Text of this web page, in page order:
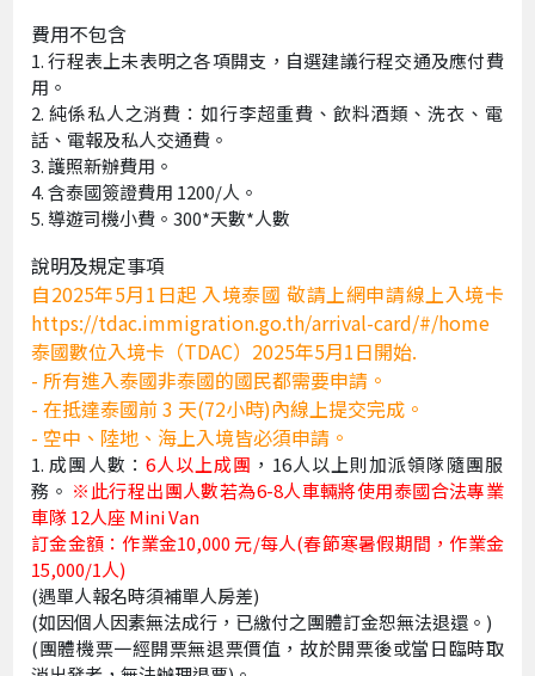
費用不包含
行程表上未表明之各項開支，自選建議行程交通及應付費
用。
純係私人之消費：如行李超重費、飲料酒類、洗衣、電
話、電報及私人交通費。
護照新辦費用。
含泰國簽證費用 1200/人。
導遊司機小費。300*天數*人數
說明及規定事項
自2025年5月1日起 入境泰國 敬請上網申請線上入境卡
https://tdac.immigration.go.th/arrival-card/#/home
泰國數位入境卡（TDAC）2025年5月1日開始.
- 所有進入泰國非泰國的國民都需要申請。
- 在抵達泰國前 3 天(72小時)內線上提交完成。
- 空中、陸地、海上入境皆必須申請。
成團人數： 6人以上成團 ，16人以上則加派領隊隨團服
務。 ※此行程出團人數若為6-8人車輛將使用泰國合法專業
車隊 12人座 Mini Van
訂金金額：作業金10,000 元/每人(春節寒暑假期間，作業金
15,000/1人)
(遇單人報名時須補單人房差)
(如因個人因素無法成行，已繳付之團體訂金恕無法退還。)
(團體機票一經開票無退票價值，故於開票後或當日臨時取